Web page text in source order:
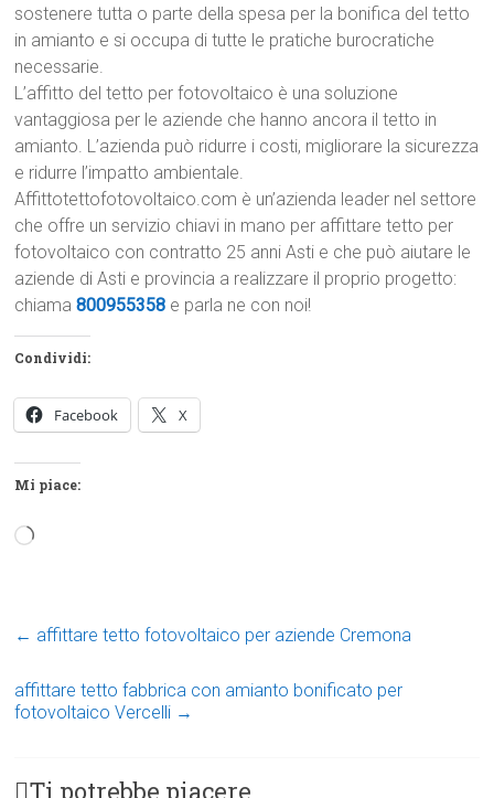
sostenere tutta o parte della spesa per la bonifica del tetto
in amianto e si occupa di tutte le pratiche burocratiche
necessarie.
L’affitto del tetto per fotovoltaico è una soluzione
vantaggiosa per le aziende che hanno ancora il tetto in
amianto. L’azienda può ridurre i costi, migliorare la sicurezza
e ridurre l’impatto ambientale.
Affittotettofotovoltaico.com è un’azienda leader nel settore
che offre un servizio chiavi in mano per affittare tetto per
fotovoltaico con contratto 25 anni Asti e che può aiutare le
aziende di Asti e provincia a realizzare il proprio progetto:
chiama800955358 e parla ne con noi!
Condividi:
Facebook X
Mi piace:
Caricamento
← affittare tetto fotovoltaico per aziende Cremona
affittare tetto fabbrica con amianto bonificato per
fotovoltaico Vercelli →
Ti potrebbe piacere